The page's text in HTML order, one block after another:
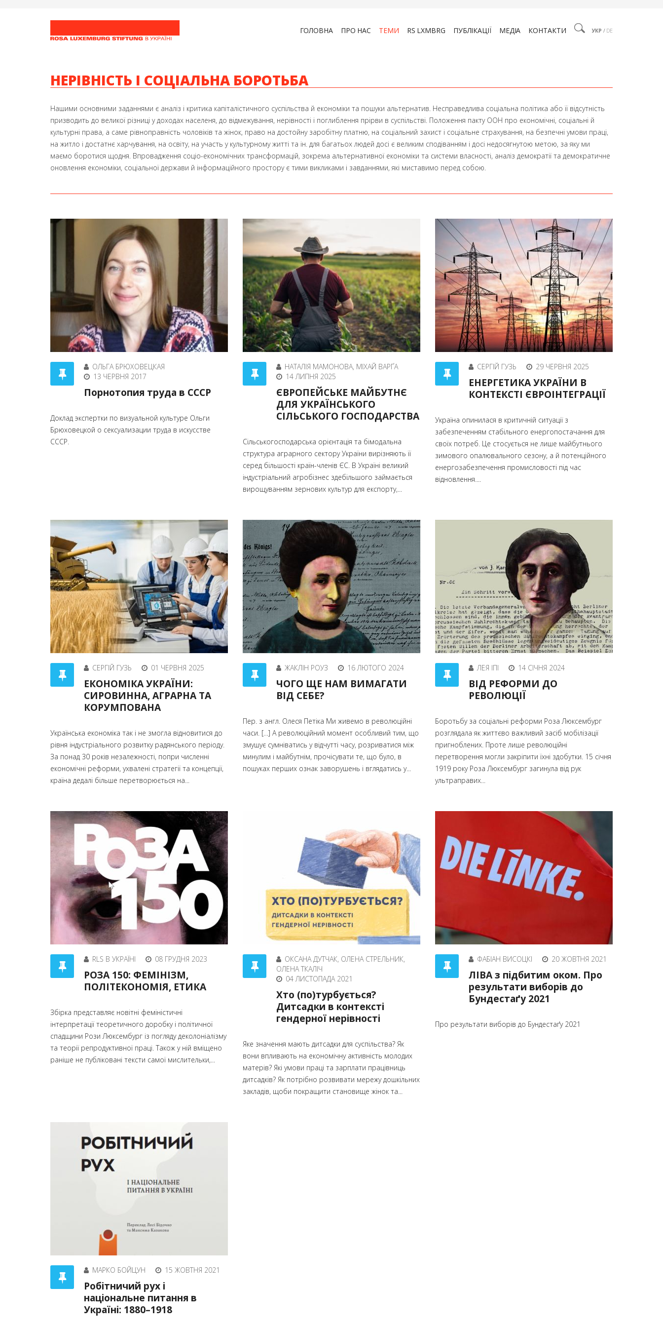
УКР / DE
ГОЛОВНА ПРО НАС ТЕМИ RS LXMBRG ПУБЛІКАЦІЇ МЕДІА КОНТАКТИ
НЕРІВНІСТЬ І СОЦІАЛЬНА БОРОТЬБА
Нашими основними заданнями є аналіз і критика капіталістичного суспільства й економіки та пошуки альтернатив. Несправедлива соціальна політика або її відсутність
призводить до великої різниці у доходах населеня, до відмежування, нерівності і поглиблення прірви в суспільстві. Положення пакту ООН про економічні, соціальні й
культурні права, а саме рівноправність чоловіків та жінок, право на достойну заробітну платню, на соціальний захист і соціальне страхування, на безпечні умови праці,
на житло і достатнє харчування, на освіту, на участь у культурному житті та ін. для багатьох людей досі є великим сподіванням і досі недосягнутою метою, за яку ми
маємо боротися щодня. Впровадження соціо-економічних трансформацій, зокрема альтернативної економіки та системи власності, аналіз демократії та демократичне
оновлення економіки, соціальної держави й інформаційного простору є тими викликами і завданнями, які миставимо перед собою.
ОЛЬГА БРЮХОВЕЦКАЯ
13 ЧЕРВНЯ 2017
Порнотопия труда в СССР
Доклад экспертки по визуальной культуре Ольги
Брюховецкой о сексуализации труда в искусстве
СССР.
НАТАЛІЯ МАМОНОВА, МІХАЙ ВАРҐА
14 ЛИПНЯ 2025
ЄВРОПЕЙСЬКЕ МАЙБУТНЄ
ДЛЯ УКРАЇНСЬКОГО
СІЛЬСЬКОГО ГОСПОДАРСТВА
Сільськогосподарська орієнтація та бімодальна
структура аграрного сектору України вирізняють її
серед більшості країн-членів ЄС. В Україні великий
індустріальний агробізнес здебільшого займається
вирощуванням зернових культур для експорту,...
СЕРГІЙ ГУЗЬ 29 ЧЕРВНЯ 2025
ЕНЕРГЕТИКА УКРАЇНИ В
КОНТЕКСТІ ЄВРОІНТЕГРАЦІЇ
Україна опинилася в критичній ситуації з
забезпеченням стабільного енергопостачання для
своїх потреб. Це стосується не лише майбутнього
зимового опалювального сезону, а й потенційного
енергозабезпечення промисловості під час
відновлення....
СЕРГІЙ ГУЗЬ 01 ЧЕРВНЯ 2025
ЕКОНОМІКА УКРАЇНИ:
СИРОВИННА, АГРАРНА ТА
КОРУМПОВАНА
Українська економіка так і не змогла відновитися до
рівня індустріального розвитку радянського періоду.
За понад 30 років незалежності, попри численні
економічні реформи, ухвалені стратегії та концепції,
країна дедалі більше перетворюється на...
ЖАКЛІН РОУЗ 16 ЛЮТОГО 2024
ЧОГО ЩЕ НАМ ВИМАГАТИ
ВІД СЕБЕ?
Пер. з англ. Олеся Петіка Ми живемо в революційні
часи. […] А революційний момент особливий тим, що
змушує сумніватись у відчутті часу, розриватися між
минулим і майбутнім, прочісувати те, що було, в
пошуках перших ознак заворушень і вглядатись у...
ЛЕЯ ІПІ 14 СІЧНЯ 2024
ВІД РЕФОРМИ ДО
РЕВОЛЮЦІЇ
Боротьбу за соціальні реформи Роза Люксембург
розглядала як життєво важливий засіб мобілізації
пригноблених. Проте лише революційні
перетворення могли закріпити їхні здобутки. 15 січня
1919 року Роза Люксембург загинула від рук
ультраправих...
RLS В УКРАЇНІ 08 ГРУДНЯ 2023
РОЗА 150: ФЕМІНІЗМ,
ПОЛІТЕКОНОМІЯ, ЕТИКА
Збірка представляє новітні феміністичні
інтерпретації теоретичного доробку і політичної
спадщини Рози Люксембург із погляду деколоніалізму
та теорії репродуктивної праці. Також у ній вміщено
раніше не публіковані тексти самої мислительки,...
ОКСАНА ДУТЧАК, ОЛЕНА СТРЕЛЬНИК,
ОЛЕНА ТКАЛІЧ
04 ЛИСТОПАДА 2021
Хто (по)турбується?
Дитсадки в контексті
гендерної нерівності
Яке значення мають дитсадки для суспільства? Як
вони впливають на економічну активність молодих
матерів? Які умови праці та зарплати працівниць
дитсадків? Як потрібно розвивати мережу дошкільних
закладів, щоби покращити становище жінок та...
ФАБІАН ВИСОЦКІ 20 ЖОВТНЯ 2021
ЛІВА з підбитим оком. Про
результати виборів до
Бундестаґу 2021
Про результати виборів до Бундестаґу 2021
МАРКО БОЙЦУН 15 ЖОВТНЯ 2021
Робітничий рух і
національне питання в
Україні: 1880–1918